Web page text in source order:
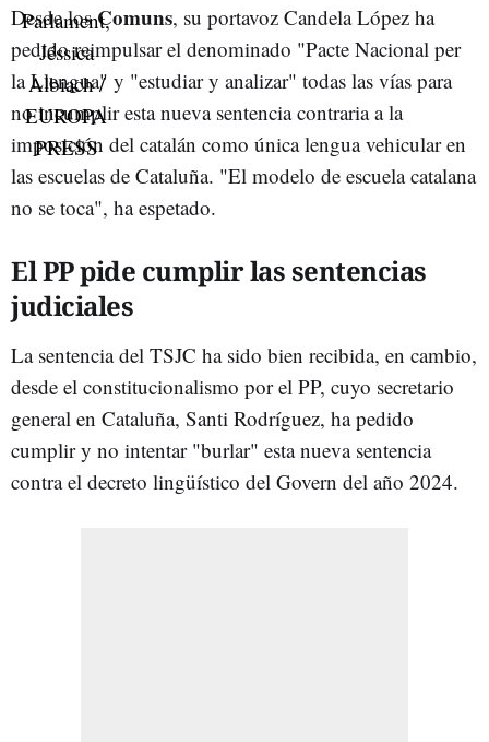
Desde losComuns, su portavoz Candela López ha
pedido reimpulsar el denominado "Pacte Nacional per
la Llengua" y "estudiar y analizar" todas las vías para
no incumplir esta nueva sentencia contraria a la
imposición del catalán como única lengua vehicular en
las escuelas de Cataluña. "El modelo de escuela catalana
no se toca", ha espetado.
El PP pide cumplir las sentencias
judiciales
La sentencia del TSJC ha sido bien recibida, en cambio,
desde el constitucionalismo por el PP, cuyo secretario
general en Cataluña, Santi Rodríguez, ha pedido
cumplir y no intentar "burlar" esta nueva sentencia
contra el decreto lingüístico del Govern del año 2024.